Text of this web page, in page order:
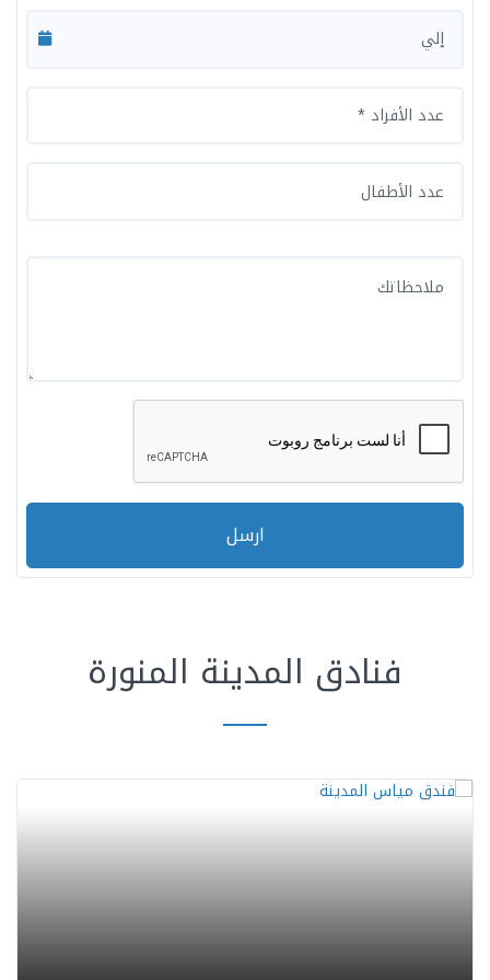
ارسل
فنادق المدينة المنورة